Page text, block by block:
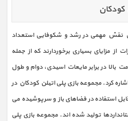
کودکان
نقش مهمی در رشد و شکوفایی استعداد
از مزایای بسیاری برخوردارند که از جمله
بالا در برابر مایعات اسیدی، دوام و طول
کرد. مجموعه بازی پلی اتیلن کودکان در
استفاده در فضاهای باز و سرپوشیده می
تولید شده اند. مجموعه بازی پلی